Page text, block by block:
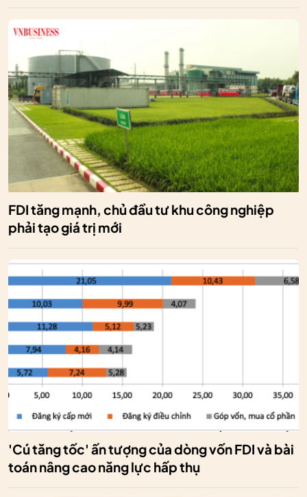
FDI tăng mạnh, chủ đầu tư khu công nghiệp
phải tạo giá trị mới
'Cú tăng tốc' ấn tượng của dòng vốn FDI và bài
toán nâng cao năng lực hấp thụ